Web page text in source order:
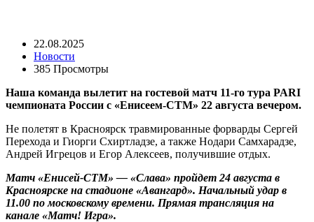
22.08.2025
Новости
385 Просмотры
Наша команда вылетит на гостевой матч 11-го тура PARI
чемпионата России с «Енисеем-СТМ» 22 августа вечером.
Не полетят в Красноярск травмированные форварды Сергей
Перехода и Гиорги Схиртладзе, а также Нодари Самхарадзе,
Андрей Игрецов и Егор Алексеев, получившие отдых.
Матч «Енисей-СТМ» — «Слава» пройдет 24 августа в
Красноярске на стадионе «Авангард». Начальный удар в
11.00 по московскому времени. Прямая трансляция на
канале «Матч! Игра».